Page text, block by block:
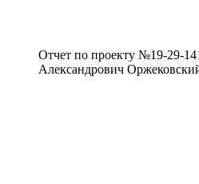
Отчет по проекту №19-29-
Александрович